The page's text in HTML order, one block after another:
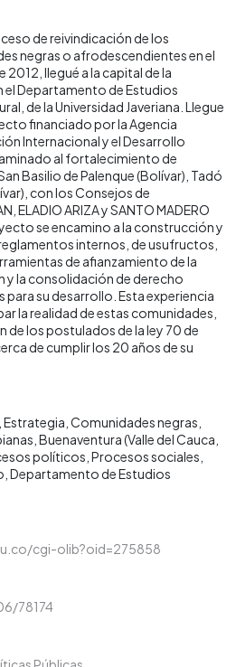
de reivindicación de los
negras o afrodescendientes en el
2012, llegué a la capital de la
el Departamento de Estudios
de la Universidad Javeriana. Llegue
financiado por la Agencia
Internacional y el Desarrollo
al fortalecimiento de
Basilio de Palenque (Bolívar), Tadó
con los Consejos de
ELADIO ARIZA y SANTO MADERO
se encamino a la construcción y
internos, de usufructos,
de afianzamiento de la
la consolidación de derecho
su desarrollo. Esta experiencia
la realidad de estas comunidades,
de los postulados de la ley 70 de
de cumplir los 20 años de su
Estrategia Comunidades negras
Buenaventura (Valle del Cauca,
políticos Procesos sociales
Departamento de Estudios
cgi-olib?oid=275858
78174